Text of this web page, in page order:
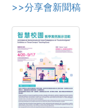
>>分享會新聞稿